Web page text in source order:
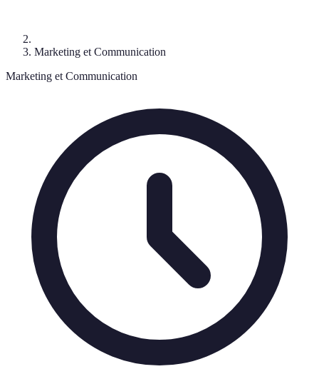
Marketing et Communication
Marketing et Communication